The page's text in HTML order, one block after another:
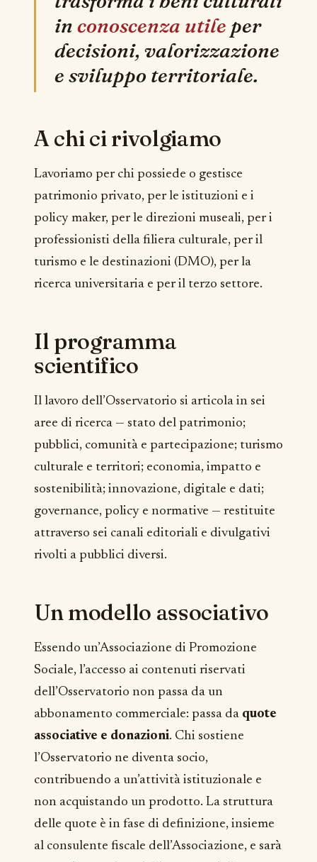
in conoscenza utile per
decisioni, valorizzazione
e sviluppo territoriale.
A chi ci rivolgiamo
Lavoriamo per chi possiede o gestisce
patrimonio privato, per le istituzioni e i
policy maker, per le direzioni museali, per i
professionisti della filiera culturale, per il
turismo e le destinazioni (DMO), per la
ricerca universitaria e per il terzo settore.
Il programma
scientifico
Il lavoro dell’Osservatorio si articola in sei
aree di ricerca — stato del patrimonio;
pubblici, comunità e partecipazione; turismo
culturale e territori; economia, impatto e
sostenibilità; innovazione, digitale e dati;
governance, policy e normative — restituite
attraverso sei canali editoriali e divulgativi
rivolti a pubblici diversi.
Un modello associativo
Essendo un’Associazione di Promozione
Sociale, l’accesso ai contenuti riservati
dell’Osservatorio non passa da un
abbonamento commerciale: passa da quote
associative e donazioni. Chi sostiene
l’Osservatorio ne diventa socio,
contribuendo a un’attività istituzionale e
non acquistando un prodotto. La struttura
delle quote è in fase di definizione, insieme
al consulente fiscale dell’Associazione, e sarà